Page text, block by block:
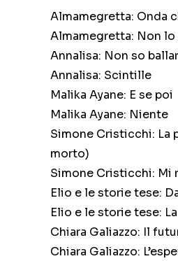
Almamegretta: Onda
Almamegretta: Non lo
Annalisa: Non so
Annalisa: Scintille
Malika Ayane: E se poi
Malika Ayane: Niente
Simone Cristicchi: La
morto)
Simone Cristicchi: Mi
Elio e le storie tese:
Elio e le storie tese:
Chiara Galiazzo: Il
Chiara Galiazzo: